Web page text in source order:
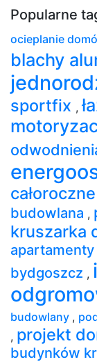
Popularne
ocieplanie
blachy
sportfix ,
całoroczne
budowlana ,
kruszarka
bydgoszcz ,
budowlany ,
, projekt
budynków